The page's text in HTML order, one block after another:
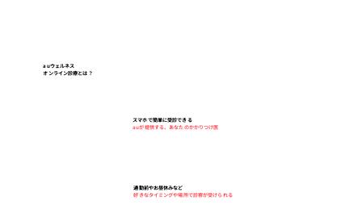
オンライン診療とは？
auウェルネス
スマホで簡単に受診できる
auが提供する、あなたのかかりつけ医
通勤前やお昼休みなど
好きなタイミングや場所で診察が受けられる